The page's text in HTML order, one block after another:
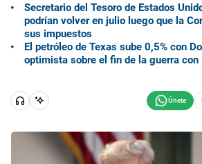
Secretario del Tesoro de Estados
podrían volver en julio luego que la
sus impuestos
El petróleo de Texas sube 0,5% con
optimista sobre el fin de la guerra con